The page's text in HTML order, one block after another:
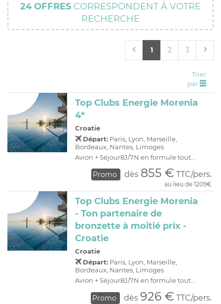
SEJOURS
CIRCUITS
24 OFFRES CORRESPONDENT À VOTRE
RECHERCHE
1 2 3
Trier
par
Top Clubs Energie Morenia
4*
Croatie
Départ: Paris, Lyon, Marseille,
Bordeaux, Nantes, Limoges
Avion + Séjour8J/7N en formule tout...
Promo dès 855 € TTC/pers.
au lieu de 1209€
Top Clubs Energie Morenia
- Ton partenaire de
bronzette à moitié prix -
Croatie
Croatie
Départ: Paris, Lyon, Marseille,
Bordeaux, Nantes, Limoges
Avion + Séjour8J/7N en formule tout...
Promo dès 926 € TTC/pers.